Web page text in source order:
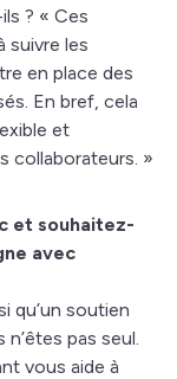
? « Ces
suivre les
en place des
En bref, cela
et
collaborateurs. »
et souhaitez-
avec
qu’un soutien
pas seul.
vous aide à